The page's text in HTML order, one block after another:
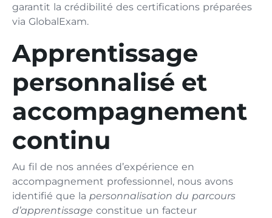
garantit la crédibilité des certifications préparées
via GlobalExam.
Apprentissage
personnalisé et
accompagnement
continu
Au fil de nos années d’expérience en
accompagnement professionnel, nous avons
identifié que la personnalisation du parcours
d’apprentissage constitue un facteur